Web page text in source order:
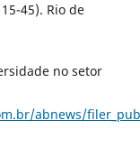
45). Rio de
no setor
abnews/